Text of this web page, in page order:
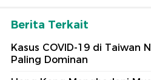
Berita Terkait
Kasus COVID-19 di Taiwan
Paling Dominan